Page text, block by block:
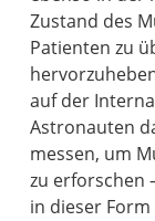
Zustand des
Patienten zu
auf der
Astronauten
messen, um
zu erforschen
in dieser